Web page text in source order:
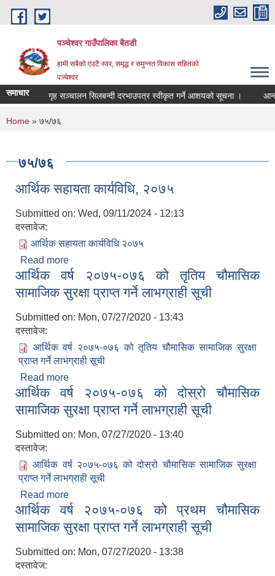
Skip to main content
पञ्चेश्वर गाउँपालिका बैतडी
हामी सबैको एउटै स्वर, समृद्ध र समुन्नत विकास सहितको
पञ्चेश्वर
समाचारचमेना गृह सञ्‍चालन सिलबन्दी दरभाउपत्र स्वीकृत गर्ने आशयको सूचना ।
You are here
Home » ७५/७६
७५/७६
आर्थिक सहायता कार्यविधि, २०७५
Submitted on: Wed, 09/11/2024 - 12:13
दस्तावेज:
आर्थिक सहायता कार्यविधि २०७५
Read more
आर्थिक वर्ष २०७५-०७६ को तृतिय चौमासिक
सामाजिक सुरक्षा प्राप्त गर्ने लाभग्राही सूची
Submitted on: Mon, 07/27/2020 - 13:43
दस्तावेज:
आर्थिक वर्ष २०७५-०७६ को तृतिय चौमासिक सामाजिक सुरक्षा
प्राप्त गर्ने लाभग्राही सूची
Read more
सामाजिक सुरक्षा प्राप्त गर्ने लाभग्राही सूची
आर्थिक वर्ष २०७५-०७६ को दोस्रो चौमासिक
सामाजिक सुरक्षा प्राप्त गर्ने लाभग्राही सूची
Submitted on: Mon, 07/27/2020 - 13:40
दस्तावेज:
आर्थिक वर्ष २०७५-०७६ को दोस्रो चौमासिक सामाजिक सुरक्षा
प्राप्त गर्ने लाभग्राही सूची
Read more
सामाजिक सुरक्षा प्राप्त गर्ने लाभग्राही सूची
आर्थिक वर्ष २०७५-०७६ को प्रथम चौमासिक
सामाजिक सुरक्षा प्राप्त गर्ने लाभग्राही सूची
Submitted on: Mon, 07/27/2020 - 13:38
दस्तावेज: